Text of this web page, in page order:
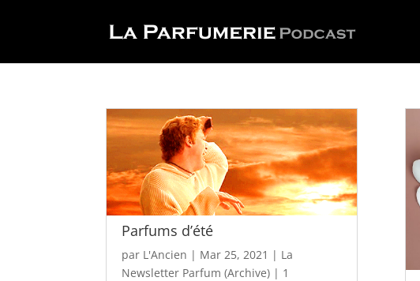
Parfums d’été
par L'Ancien | Mar 25, 2021 | La
Newsletter Parfum (Archive) | 1